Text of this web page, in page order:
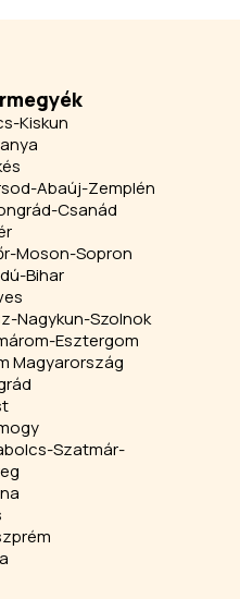
Kiskun
Abaúj-Zemplén
Csanád
Moson-Sopron
Bihar
Nagykun-Szolnok
Esztergom
Magyarország
Szatmár-